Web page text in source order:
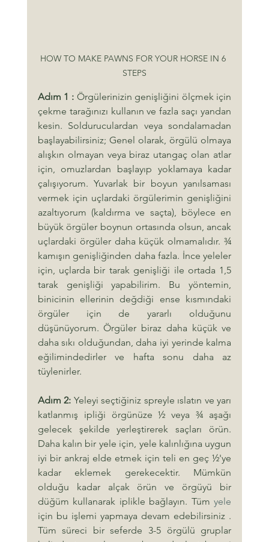
HOW TO MAKE PAWNS FOR YOUR HORSE IN 6
STEPS
Adım 1 : Örgülerinizin genişliğini ölçmek için
çekme tarağınızı kullanın ve fazla saçı yandan
kesin. Solduruculardan veya sondalamadan
başlayabilirsiniz; Genel olarak, örgülü olmaya
alışkın olmayan veya biraz utangaç olan atlar
için, omuzlardan başlayıp yoklamaya kadar
çalışıyorum. Yuvarlak bir boyun yanılsaması
vermek için uçlardaki örgülerimin genişliğini
azaltıyorum (kaldırma ve saçta), böylece en
büyük örgüler boynun ortasında olsun, ancak
uçlardaki örgüler daha küçük olmamalıdır. ¾
kamışın genişliğinden daha fazla. İnce yeleler
için, uçlarda bir tarak genişliği ile ortada 1,5
tarak genişliği yapabilirim. Bu yöntemin,
binicinin ellerinin değdiği ense kısmındaki
örgüler için de yararlı olduğunu
düşünüyorum. Örgüler biraz daha küçük ve
daha sıkı olduğundan, daha iyi yerinde kalma
eğilimindedirler ve hafta sonu daha az
tüylenirler.
Adım 2: Yeleyi seçtiğiniz spreyle ıslatın ve yarı
katlanmış ipliği örgünüze ½ veya ¾ aşağı
gelecek şekilde yerleştirerek saçları örün.
Daha kalın bir yele için, yele kalınlığına uygun
iyi bir ankraj elde etmek için teli en geç ½'ye
kadar eklemek gerekecektir. Mümkün
olduğu kadar alçak örün ve örgüyü bir
düğüm kullanarak iplikle bağlayın. Tüm yele
için bu işlemi yapmaya devam edebilirsiniz .
Tüm süreci bir seferde 3-5 örgülü gruplar